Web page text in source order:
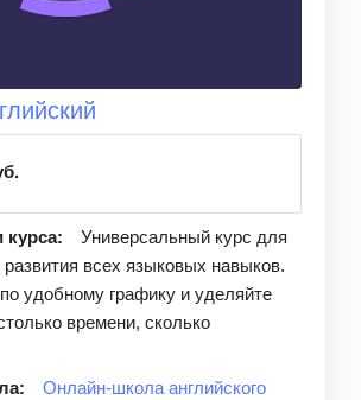
курса:
Универсальный курс для
развития всех языковых навыков.
удобному графику и уделяйте
времени, сколько
Онлайн-школа английского